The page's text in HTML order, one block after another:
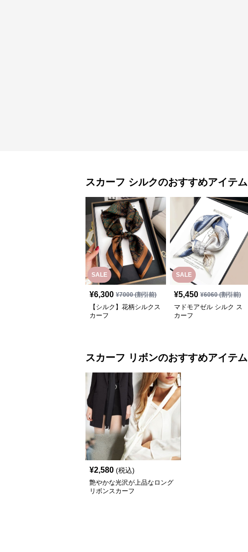
スカーフ シルクのおすすめアイテム
SALE
¥6,300 ¥7000(割引前)
【シルク】花柄シルクス
カーフ
SALE
¥5,450 ¥6060(割引前)
マドモアゼル シルク ス
カーフ
スカーフ リボンのおすすめアイテム
¥2,580 (税込)
艶やかな光沢が上品なロング
リボンスカーフ